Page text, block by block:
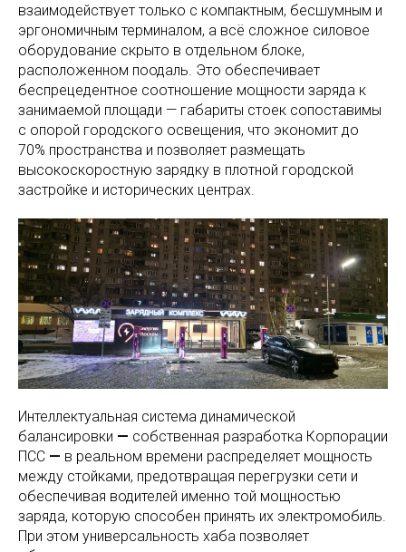
взаимодействует только с компактным, бесшумным и
эргономичным терминалом, а всё сложное силовое
оборудование скрыто в отдельном блоке,
расположенном поодаль. Это обеспечивает
беспрецедентное соотношение мощности заряда к
занимаемой площади — габариты стоек сопоставимы
с опорой городского освещения, что экономит до
70% пространства и позволяет размещать
высокоскоростную зарядку в плотной городской
застройке и исторических центрах.
Интеллектуальная система динамической
балансировки — собственная разработка Корпорации
ПСС — в реальном времени распределяет мощность
между стойками, предотвращая перегрузки сети и
обеспечивая водителей именно той мощностью
заряда, которую способен принять их электромобиль.
При этом универсальность хаба позволяет